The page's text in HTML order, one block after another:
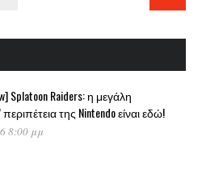
Splatoon Raiders: η μεγάλη
της Nintendo είναι εδώ!
8:00 μμ